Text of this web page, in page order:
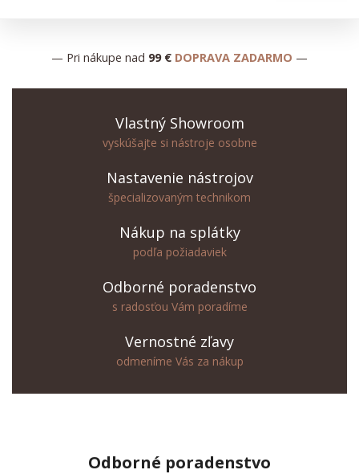
— Pri nákupe nad 99 € DOPRAVA ZADARMO —
Vlastný Showroom
vyskúšajte si nástroje osobne
Nastavenie nástrojov
špecializovaným technikom
Nákup na splátky
podľa požiadaviek
Odborné poradenstvo
s radosťou Vám poradíme
Vernostné zľavy
odmeníme Vás za nákup
Odborné poradenstvo